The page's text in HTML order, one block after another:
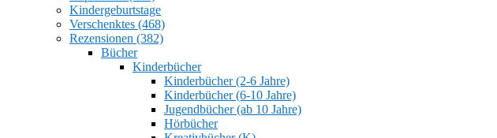
Kindergeburtstage
Verschenktes (468)
Rezensionen (382)
Bücher
Kinderbücher
Kinderbücher (2-6 Jahre)
Kinderbücher (6-10 Jahre)
Jugendbücher (ab 10 Jahre)
Hörbücher